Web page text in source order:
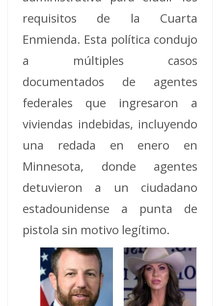
requisitos de la Cuarta
Enmienda. Esta política condujo
a múltiples casos
documentados de agentes
federales que ingresaron a
viviendas indebidas, incluyendo
una redada en enero en
Minnesota, donde agentes
detuvieron a un ciudadano
estadounidense a punta de
pistola sin motivo legítimo.